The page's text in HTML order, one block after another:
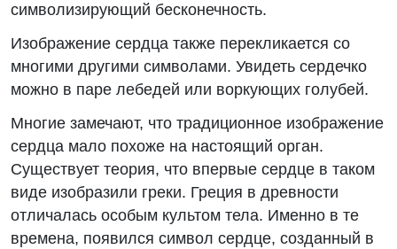
символизирующий бесконечность.
Изображение сердца также перекликается со
многими другими символами. Увидеть сердечко
можно в паре лебедей или воркующих голубей.
Многие замечают, что традиционное изображение
сердца мало похоже на настоящий орган.
Существует теория, что впервые сердце в таком
виде изобразили греки. Греция в древности
отличалась особым культом тела. Именно в те
времена, появился символ сердце, созданный в